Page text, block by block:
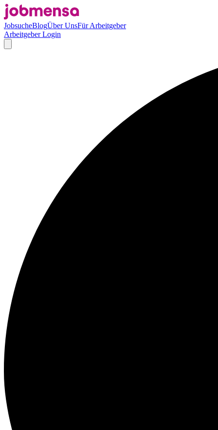
JobsucheBlogÜber UnsFür Arbeitgeber
Arbeitgeber Login